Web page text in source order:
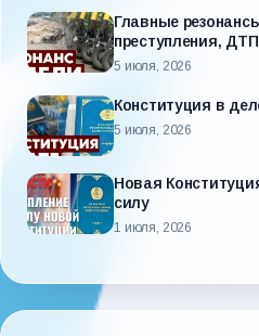
Главные
преступления,
5 июля, 2026
Конституция в
5 июля, 2026
Новая
силу
1 июля, 2026